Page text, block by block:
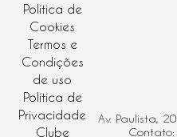
Política de
Cookies
Termos e
Condições
de uso
Política de
Privacidade
Clube
Av. Paulista,
Contato: